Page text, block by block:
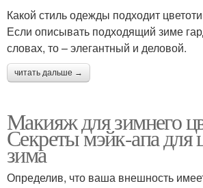
Какой стиль одежды подходит
Если описывать подходящий зиме
словах, то – элегантный и деловой.
читать дальше →
Макияж для зимнего
Секреты мэйк-апа для
зима
Определив, что ваша внешность